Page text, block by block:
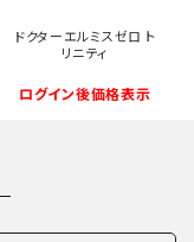
ドクターエルミスゼロ ト
リニティ
ログイン後価格表示